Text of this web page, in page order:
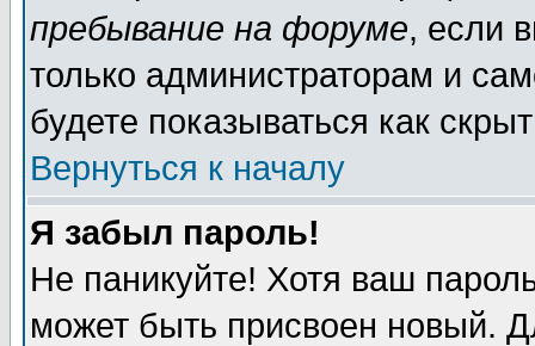
пребывание на форуме, если
только администраторам и
будете показываться как
Вернуться к началу
Я забыл пароль!
Не паникуйте! Хотя ваш
может быть присвоен новый.